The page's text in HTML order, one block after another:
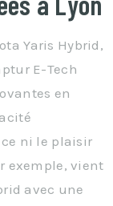
Yaris Hybrid,
E-Tech
en
ni le plaisir
exemple, vient
avec une